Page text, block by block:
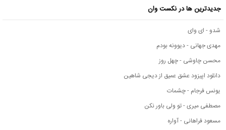
جدیدترین ها در نکست وان
شدو - ای وای
مهدی جهانی - دیوونه بودم
محسن چاوشی - چهل روز
دانلود اپیزود عشق عمیق از دیجی شاهین
یونس فرجام - چشمات
مصطفی میری - تو ولی باور نکن
مسعود فراهانی - آواره